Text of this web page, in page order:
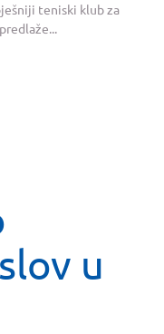
teniski klub za
u